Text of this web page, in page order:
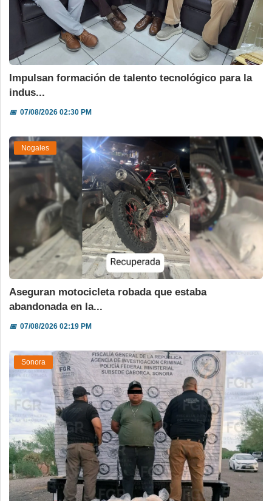
Impulsan formación de talento tecnológico para la
indus...
📅07/08/2026 02:30 PM
Nogales
Aseguran motocicleta robada que estaba
abandonada en la...
📅07/08/2026 02:19 PM
Sonora